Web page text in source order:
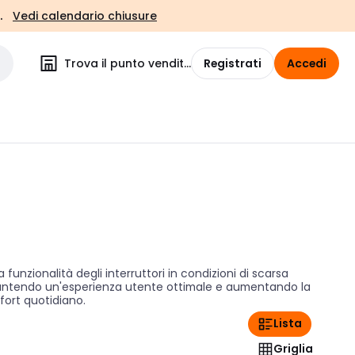
Vedi calendario chiusure
Trova il punto vendita Registrati Accedi
funzionalità degli interruttori in condizioni di scarsa
un'esperienza utente ottimale e aumentando la
quotidiano.
Lista
Griglia